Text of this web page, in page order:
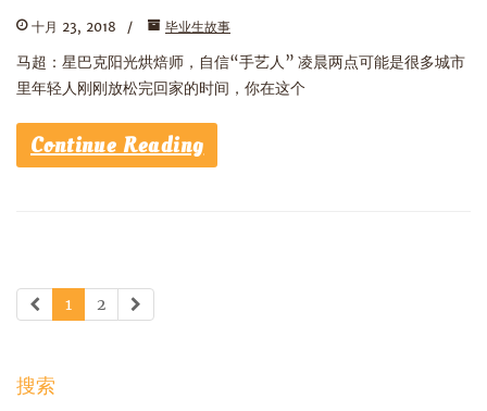
十月 23, 2018 毕业生故事
马超：星巴克阳光烘焙师，自信“手艺人” 凌晨两点可能是很多城市
里年轻人刚刚放松完回家的时间，你在这个
Continue Reading
1 2
搜索